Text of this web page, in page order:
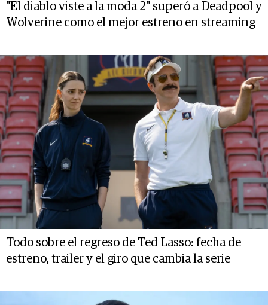
"El diablo viste a la moda 2" superó a Deadpool y
Wolverine como el mejor estreno en streaming
Todo sobre el regreso de Ted Lasso: fecha de
estreno, trailer y el giro que cambia la serie